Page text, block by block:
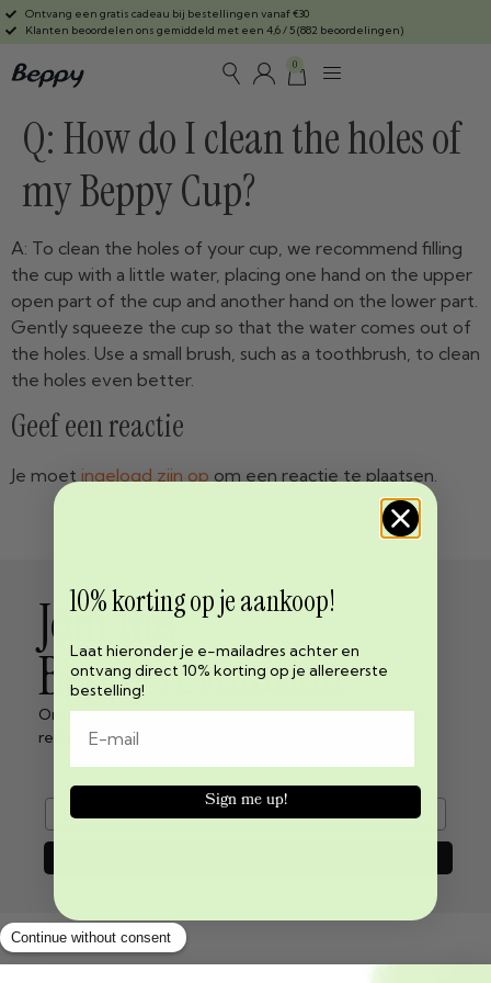
Ontvang een gratis cadeau bij bestellingen vanaf €30
Klanten beoordelen ons gemiddeld met een 4,6 / 5 (882 beoordelingen)
0
Q: How do I clean the holes of
my Beppy Cup?
A: To clean the holes of your cup, we recommend filling
the cup with a little water, placing one hand on the upper
open part of the cup and another hand on the lower part.
Gently squeeze the cup so that the water comes out of
the holes. Use a small brush, such as a toothbrush, to clean
the holes even better.
Geef een reactie
Je moet ingelogd zijn op om een reactie te plaatsen.
Join the
Beppy revolution
Ontvang het laatste nieuws over menstruatie vrijheid
rechtstreeks in je inbox!
e-mail
10% korting op je aankoop!
Laat hieronder je e-mailadres achter en
ontvang direct 10% korting op je allereerste
bestelling!
Sign me up!